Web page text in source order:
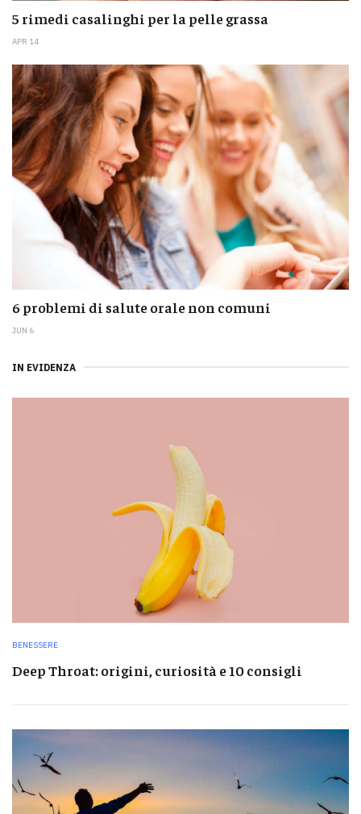
5 rimedi casalinghi per la pelle grassa
APR 14
6 problemi di salute orale non comuni
JUN 6
IN EVIDENZA
BENESSERE
Deep Throat: origini, curiosità e 10 consigli